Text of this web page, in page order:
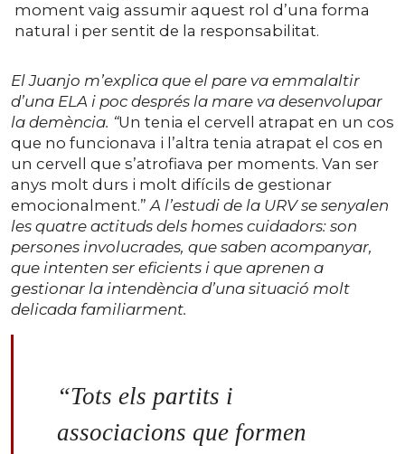
moment vaig assumir aquest rol d’una forma
natural i per sentit de la responsabilitat.
El Juanjo m’explica que el pare va emmalaltir
d’una ELA i poc després la mare va desenvolupar
la demència. “Un tenia el cervell atrapat en un cos
que no funcionava i l’altra tenia atrapat el cos en
un cervell que s’atrofiava per moments. Van ser
anys molt durs i molt difícils de gestionar
emocionalment.” A l’estudi de la URV se senyalen
les quatre actituds dels homes cuidadors: son
persones involucrades, que saben acompanyar,
que intenten ser eficients i que aprenen a
gestionar la intendència d’una situació molt
delicada familiarment.
“Tots els partits i
associacions que formen